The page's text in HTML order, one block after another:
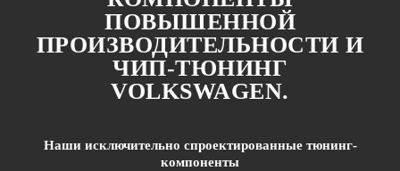
ПОВЫШЕННОЙ
ПРОИЗВОДИТЕЛЬНОСТИ И
ЧИП-ТЮНИНГ
VOLKSWAGEN.
Наши исключительно спроектированные тюнинг-
компоненты